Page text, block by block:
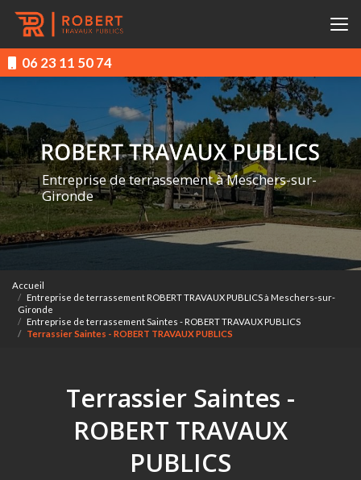
contenu
principal
06 23 11 50 74
Entreprise de terrassement à Meschers-sur-
Gironde
Accueil
Entreprise de terrassement ROBERT TRAVAUX PUBLICS à Meschers-sur-
Gironde
Entreprise de terrassement Saintes - ROBERT TRAVAUX PUBLICS
Terrassier Saintes - ROBERT TRAVAUX PUBLICS
Terrassier Saintes -
ROBERT TRAVAUX
PUBLICS